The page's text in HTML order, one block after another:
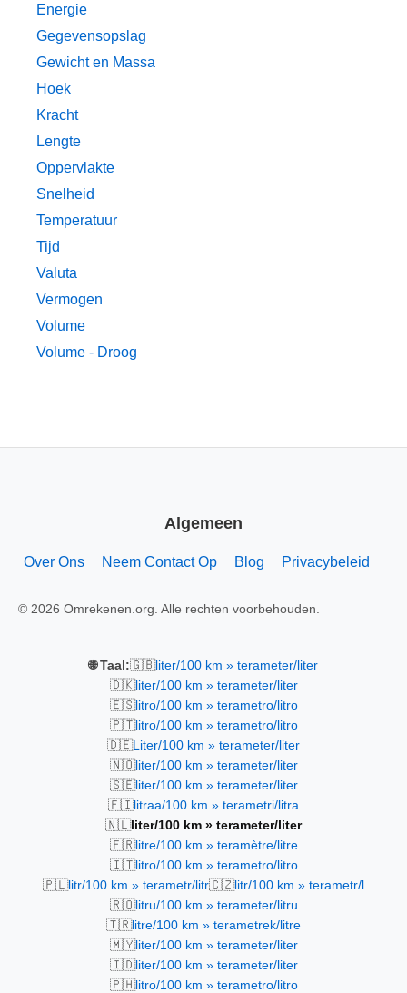
Energie
Gegevensopslag
Gewicht en Massa
Hoek
Kracht
Lengte
Oppervlakte
Snelheid
Temperatuur
Tijd
Valuta
Vermogen
Volume
Volume - Droog
Algemeen
Over Ons Neem Contact Op Blog Privacybeleid
© 2026 Omrekenen.org. Alle rechten voorbehouden.
🌐 Taal:🇬🇧liter/100 km » terameter/liter
🇩🇰liter/100 km » terameter/liter
🇪🇸litro/100 km » terametro/litro
🇵🇹litro/100 km » terametro/litro
🇩🇪Liter/100 km » terameter/liter
🇳🇴liter/100 km » terameter/liter
🇸🇪liter/100 km » terameter/liter
🇫🇮litraa/100 km » terametri/litra
🇳🇱liter/100 km » terameter/liter
🇫🇷litre/100 km » teramètre/litre
🇮🇹litro/100 km » terametro/litro
🇵🇱litr/100 km » terametr/litr🇨🇿litr/100 km » terametr/l
🇷🇴litru/100 km » terameter/litru
🇹🇷litre/100 km » terametrek/litre
🇲🇾liter/100 km » terameter/liter
🇮🇩liter/100 km » terameter/liter
🇵🇭litro/100 km » terametro/litro